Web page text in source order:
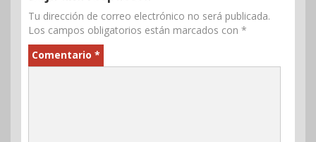
Tu dirección de correo electrónico no será publicada.
Los campos obligatorios están marcados con *
Comentario *